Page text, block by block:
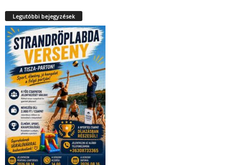
Legutóbbi bejegyzések